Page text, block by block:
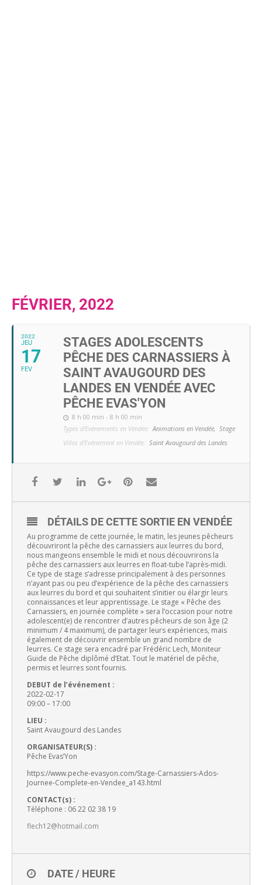
FÉVRIER, 2022
2022
JEU
17
FEV
STAGES ADOLESCENTS
PÊCHE DES CARNASSIERS À
SAINT AVAUGOURD DES
LANDES EN VENDÉE AVEC
PÊCHE EVAS'YON
8 h 00 min - 8 h 00 min
Types d'Evénements en Vendée: Animations en Vendée, Stage
Villes d'Evénement en Vendée: Saint Avaugourd des Landes
DÉTAILS DE CETTE SORTIE EN VENDÉE
Au programme de cette journée, le matin, les jeunes pêcheurs
découvriront la pêche des carnassiers aux leurres du bord,
nous mangeons ensemble le midi et nous découvrirons la
pêche des carnassiers aux leurres en float-tube l’après-midi.
Ce type de stage s’adresse principalement à des personnes
n’ayant pas ou peu d’expérience de la pêche des carnassiers
aux leurres du bord et qui souhaitent s’initier ou élargir leurs
connaissances et leur apprentissage. Le stage « Pêche des
Carnassiers, en journée complète » sera l’occasion pour notre
adolescent(e) de rencontrer d’autres pêcheurs de son âge (2
minimum / 4 maximum), de partager leurs expériences, mais
également de découvrir ensemble un grand nombre de
leurres. Ce stage sera encadré par Frédéric Lech, Moniteur
Guide de Pêche diplômé d’Etat. Tout le matériel de pêche,
permis et leurres sont fournis.
DEBUT de l’événement :
2022-02-17
09:00 – 17:00
LIEU :
Saint Avaugourd des Landes
ORGANISATEUR(S) :
Pêche Evas’Yon
https://www.peche-evasyon.com/Stage-Carnassiers-Ados-
Journee-Complete-en-Vendee_ a143.html
CONTACT(s) :
Téléphone : 06 22 02 38 19
flech12@hotmail.com
DATE / HEURE